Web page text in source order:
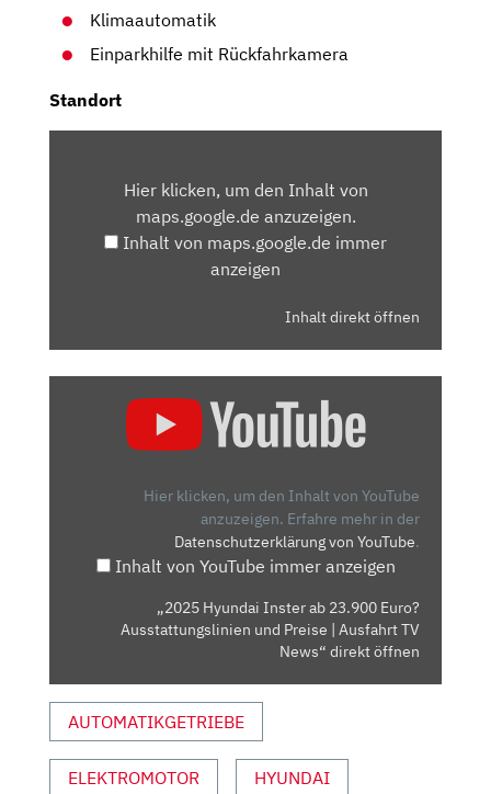
Klimaautomatik
Einparkhilfe mit Rückfahrkamera
Standort
MAPS.GOOGLE.DEHier klicken, um den Inhalt von
maps.google.de anzuzeigen.
Inhalt von maps.google.de immer
anzeigen
Inhalt direkt öffnen
HYUNDAI
AUSSTATTUNGSLINIEN
NEWS“
VON
YOUTUBE
ANZEIGEN
Hier klicken, um den Inhalt von YouTube
anzuzeigen. Erfahre mehr in der
Datenschutzerklärung von YouTube.
Inhalt von YouTube immer anzeigen
„2025 Hyundai Inster ab 23.900 Euro?
Ausstattungslinien und Preise | Ausfahrt TV
News“ direkt öffnen
AUTOMATIKGETRIEBE
ELEKTROMOTOR HYUNDAI